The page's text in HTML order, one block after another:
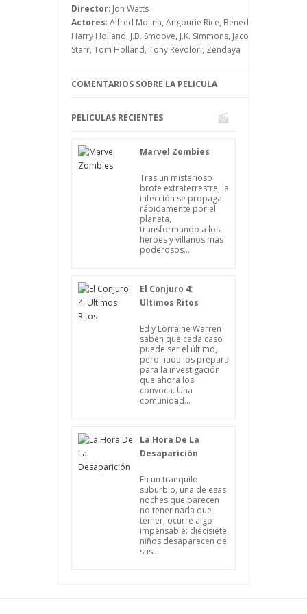
Director: Jon Watts
Actores: Alfred Molina, Angourie Rice, Benedict
Harry Holland, J.B. Smoove, J.K. Simmons, Jacob Batalon,
Starr, Tom Holland, Tony Revolori, Zendaya
COMENTARIOS SOBRE LA PELICULA
PELICULAS RECIENTES
Marvel Zombies
Tras un misterioso
brote extraterrestre, la
infección se propaga
rápidamente por el
planeta,
transformando a los
héroes y villanos más
poderosos...
El Conjuro 4:
Ultimos Ritos
Ed y Lorraine Warren
saben que cada caso
puede ser el último,
pero nada los prepara
para la investigación
que ahora los
convoca. Una
comunidad...
La Hora De La
Desaparición
En un tranquilo
suburbio, una de esas
noches que parecen
no tener nada que
temer, ocurre algo
impensable: diecisiete
niños desaparecen de
sus...